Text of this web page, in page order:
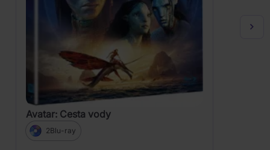
Avatar: Cesta vody
2Blu-ray